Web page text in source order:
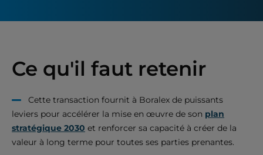
Ce qu'il faut retenir
Cette transaction fournit à Boralex de puissants
leviers pour accélérer la mise en œuvre de son plan
stratégique 2030 et renforcer sa capacité à créer de la
valeur à long terme pour toutes ses parties prenantes.